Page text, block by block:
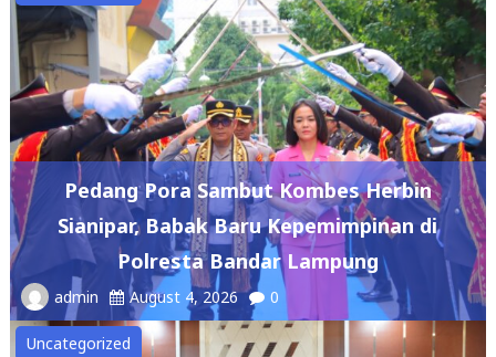
Pedang Pora Sambut Kombes Herbin
Sianipar, Babak Baru Kepemimpinan di
Polresta Bandar Lampung
admin August 4, 2026 0
Uncategorized